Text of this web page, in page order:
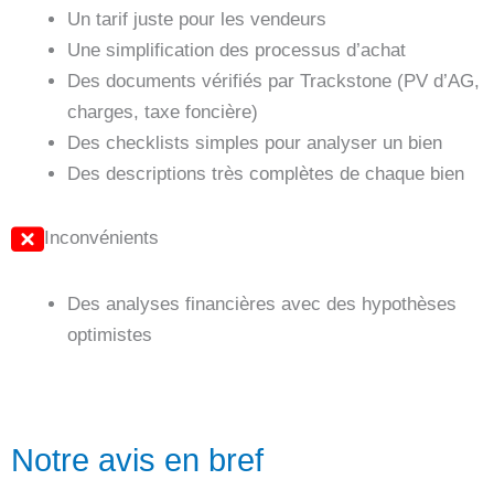
Un tarif juste pour les vendeurs
Une simplification des processus d’achat
Des documents vérifiés par Trackstone (PV d’AG,
charges, taxe foncière)
Des checklists simples pour analyser un bien
Des descriptions très complètes de chaque bien
Inconvénients
Des analyses financières avec des hypothèses
optimistes
Notre avis en bref